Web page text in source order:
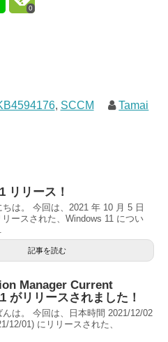
0
, SCCM Tamai
リリース！
は。 今回は、2021 年 10 月 5 日
ースされた、Windows 11 につい
記事を読む
Manager Current
がリリースされました！
んは。 今回は、日本時間 2021/12/02
12/01) にリリースされた、